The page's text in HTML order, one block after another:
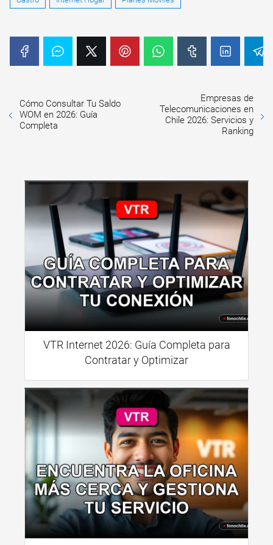
Cómo Consultar Tu Saldo
WOM en 2026: Guía
Completa
Empresas de
Telecomunicaciones en
Chile 2026: Servicios y
Ranking
VTR Internet 2026: Guía Completa para
Contratar y Optimizar